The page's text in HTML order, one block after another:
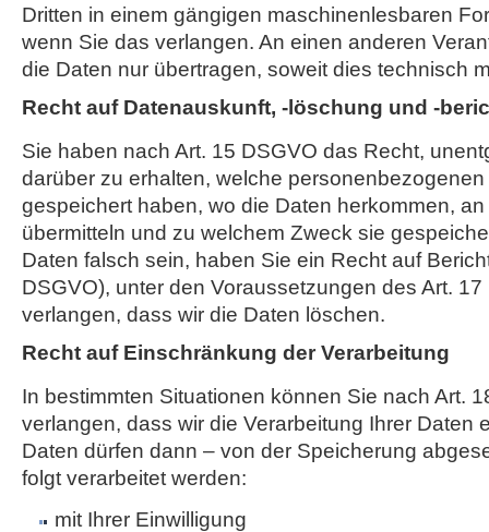
Dritten in einem gängigen maschinenlesbaren
wenn Sie das verlangen. An einen anderen
die Daten nur übertragen, soweit dies technisch
Recht auf Datenauskunft, -löschung und -
Sie haben nach Art. 15 DSGVO das Recht,
darüber zu erhalten, welche
gespeichert haben, wo die Daten herkommen,
übermitteln und zu welchem Zweck sie
Daten falsch sein, haben Sie ein Recht auf
DSGVO), unter den Voraussetzungen des Art.
verlangen, dass wir die Daten löschen.
Recht auf Einschränkung der Verarbeitung
In bestimmten Situationen können Sie nach Art.
verlangen, dass wir die Verarbeitung Ihrer Daten
Daten dürfen dann – von der Speicherung
folgt verarbeitet werden:
mit Ihrer Einwilligung